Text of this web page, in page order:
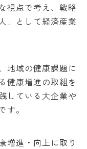
視点で考え、戦略
」として経済産業
地域の健康課題に
健康増進の取組を
している大企業や
。
増進・向上に取り